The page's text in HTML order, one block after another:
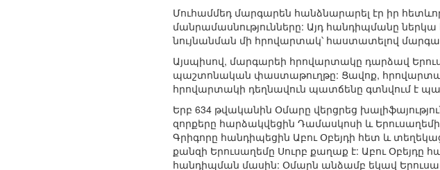
Մուհամմեդ մարգարեն հանձնարարել էր իր
մանրամասնությունները: Այդ հանդիպմանը
նույնանման մի հրովարտակ՝ հաստատելով
Այսպիսով, մարգարեի հրովարտակը դարձավ
պաշտոնական փաստաթուղթը: Ցավոք,
հրովարտակի դեղնավուն պատճենը գտնվում է
Երբ 634 թվականին Օմարը վերցրեց
զորքերը հարձակվեցին Դամասկոսի և
Գրիգորը հանդիպեցին Աբու Օբեյդի հետ և
քանզի Երուսաղեմը Սուրբ քաղաք է: Աբու
հանդիպման մասին: Օմարն անձամբ եկավ